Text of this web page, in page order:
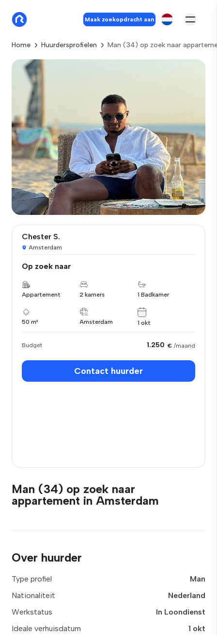
Maak zoekopdracht aan
Home Huurdersprofielen Man (34) op zoek naar
Chester S.
Amsterdam
Op zoek naar
Appartement 2 kamers 1 Badkamer
50 m² Amsterdam 1 okt
Budget 1.250 € /maand
Contact huurder
Man (34) op zoek naar
appartement in Amsterdam
Over huurder
Type profiel
Man
Nationaliteit
Nederland
Werkstatus
In Loondienst
Ideale verhuisdatum
1 okt